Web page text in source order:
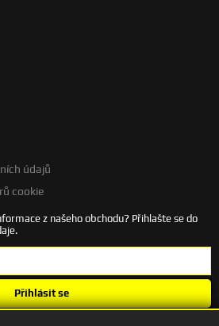
údajů
cookie
z našeho obchodu? Přihlašte se do
Přihlásit se